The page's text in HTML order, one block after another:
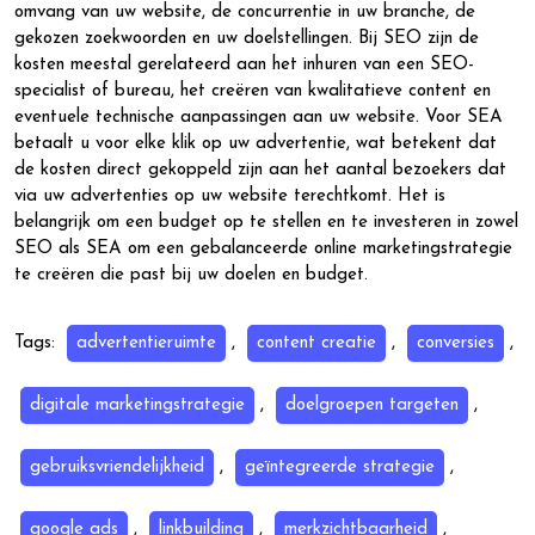
omvang van uw website, de concurrentie in uw branche, de
gekozen zoekwoorden en uw doelstellingen. Bij SEO zijn de
kosten meestal gerelateerd aan het inhuren van een SEO-
specialist of bureau, het creëren van kwalitatieve content en
eventuele technische aanpassingen aan uw website. Voor SEA
betaalt u voor elke klik op uw advertentie, wat betekent dat
de kosten direct gekoppeld zijn aan het aantal bezoekers dat
via uw advertenties op uw website terechtkomt. Het is
belangrijk om een budget op te stellen en te investeren in zowel
SEO als SEA om een gebalanceerde online marketingstrategie
te creëren die past bij uw doelen en budget.
Tags: advertentieruimte , content creatie , conversies ,
digitale marketingstrategie , doelgroepen targeten ,
gebruiksvriendelijkheid , geïntegreerde strategie ,
google ads , linkbuilding , merkzichtbaarheid ,